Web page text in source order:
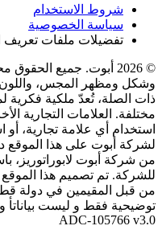
شروط الاستخدام
سياسة الخصوصية
تفضيلات ملفات تعريف
© 2026 أبوت. جميع
وشكل ومظهر المجس، واللون
ذات الصلة، تُعدّ ملكية
مختلفة. العلامات التجارية
استخدام أي علامة تجارية،
لشركة أبوت على هذا
من شركة أبوت لابوراتوريز،
للشركة. تم تصميم هذا الموقع
من قبل المقيمين في دولة
توضيحية فقط و ليست
ADC-105766 v3.0